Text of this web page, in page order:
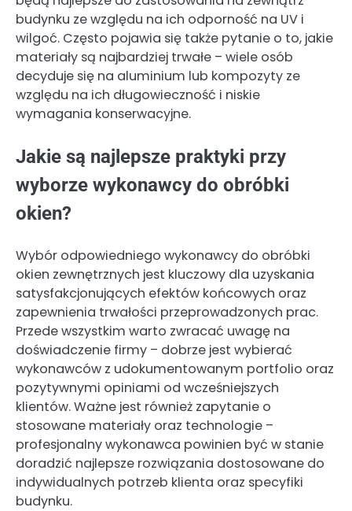
budynku ze względu na ich odporność na UV i
wilgoć. Często pojawia się także pytanie o to, jakie
materiały są najbardziej trwałe – wiele osób
decyduje się na aluminium lub kompozyty ze
względu na ich długowieczność i niskie
wymagania konserwacyjne.
Jakie są najlepsze praktyki przy
wyborze wykonawcy do obróbki
okien?
Wybór odpowiedniego wykonawcy do obróbki
okien zewnętrznych jest kluczowy dla uzyskania
satysfakcjonujących efektów końcowych oraz
zapewnienia trwałości przeprowadzonych prac.
Przede wszystkim warto zwracać uwagę na
doświadczenie firmy – dobrze jest wybierać
wykonawców z udokumentowanym portfolio oraz
pozytywnymi opiniami od wcześniejszych
klientów. Ważne jest również zapytanie o
stosowane materiały oraz technologie –
profesjonalny wykonawca powinien być w stanie
doradzić najlepsze rozwiązania dostosowane do
indywidualnych potrzeb klienta oraz specyfiki
budynku.